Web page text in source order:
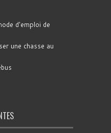
d'emploi de
une chasse au